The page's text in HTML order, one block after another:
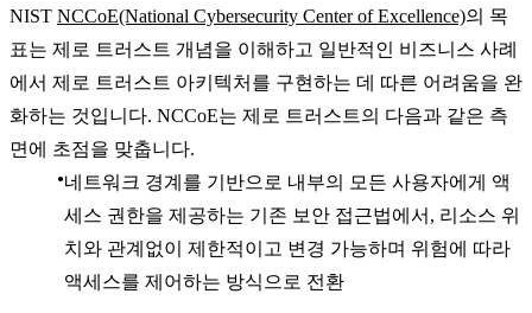
NIST NCCoE(National Cybersecurity Center of Excellence)의 목
표는 제로 트러스트 개념을 이해하고 일반적인 비즈니스 사례
에서 제로 트러스트 아키텍처를 구현하는 데 따른 어려움을 완
화하는 것입니다. NCCoE는 제로 트러스트의 다음과 같은 측
면에 초점을 맞춥니다.
네트워크 경계를 기반으로 내부의 모든 사용자에게 액
세스 권한을 제공하는 기존 보안 접근법에서, 리소스 위
치와 관계없이 제한적이고 변경 가능하며 위험에 따라
액세스를 제어하는 방식으로 전환